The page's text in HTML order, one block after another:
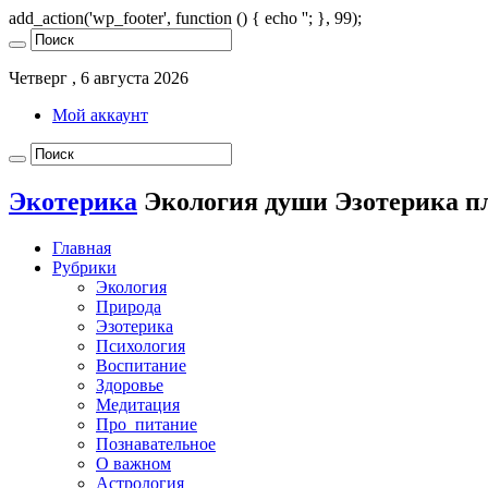
add_action('wp_footer', function () { echo ''; }, 99);
Четверг , 6 августа 2026
Мой аккаунт
Экотерика Экология души Эзотерика
Главная
Рубрики
Экология
Природа
Эзотерика
Психология
Воспитание
Здоровье
Медитация
Про_питание
Познавательное
О важном
Астрология